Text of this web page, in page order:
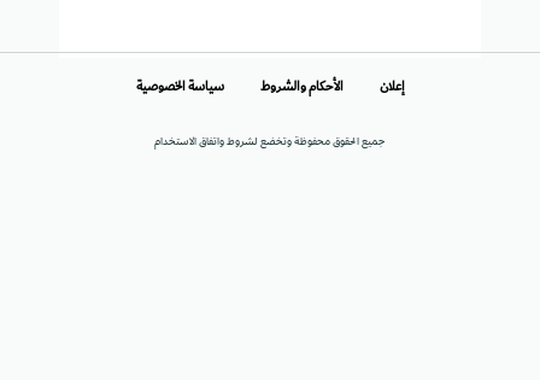
جميع الحقوق محفوظة وتخضع لشروط واتفاق الاستخدام
إعلان الأحكام والشروط سياسة الخصوصية